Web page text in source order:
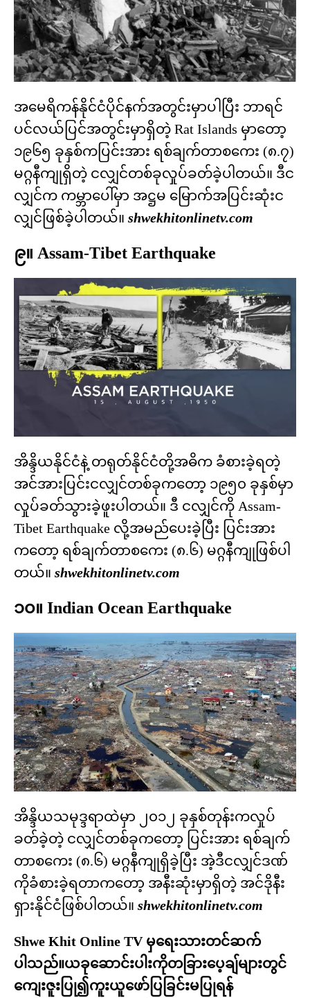
အမေရိကန်နိုင်ငံပိုင်နက်အတွင်းမှာပါပြီး ဘာရင်
ပင်လယ်ပြင်အတွင်းမှာရှိတဲ့ Rat Islands မှာတော့
၁၉၆၅ ခုနှစ်ကပြင်းအား ရစ်ချက်တာစကေး (၈.၇)
မဂ္ဂနီကျုရှိတဲ့ ငလျှင်တစ်ခုလှုပ်ခတ်ခဲ့ပါတယ်။ ဒီင
လျှင်က ကမ္ဘာပေါ်မှာ အဋ္ဌမ မြောက်အပြင်းဆုံးင
လျှင်ဖြစ်ခဲ့ပါတယ်။ shwekhitonlinetv.com
၉။ Assam-Tibet Earthquake
အိန္ဒိယနိုင်ငံနဲ့ တရုတ်နိုင်ငံတို့အဓိက ခံစားခဲ့ရတဲ့
အင်အားပြင်းငလျှင်တစ်ခုကတော့ ၁၉၅၀ ခုနှစ်မှာ
လှုပ်ခတ်သွားခဲ့ဖူးပါတယ်။ ဒီ ငလျှင်ကို Assam-
Tibet Earthquake လို့အမည်ပေးခဲ့ပြီး ပြင်းအား
ကတော့ ရစ်ချက်တာစကေး (၈.၆) မဂ္ဂနီကျုဖြစ်ပါ
တယ်။ shwekhitonlinetv.com
၁၀။ Indian Ocean Earthquake
အိန္ဒိယသမုဒ္ဒရာထဲမှာ ၂၀၁၂ ခုနှစ်တုန်းကလှုပ်
ခတ်ခဲ့တဲ့ ငလျှင်တစ်ခုကတော့ ပြင်းအား ရစ်ချက်
တာစကေး (၈.၆) မဂ္ဂနီကျုရှိခဲ့ပြီး အဲ့ဒီငလျှင်ဒဏ်
ကိုခံစားခဲ့ရတာကတော့ အနီးဆုံးမှာရှိတဲ့ အင်ဒိုနီး
ရှားနိုင်ငံဖြစ်ပါတယ်။ shwekhitonlinetv.com
Shwe Khit Online TV မှရေးသားတင်ဆက်
ပါသည်။ယခုဆောင်းပါးကိုတခြားပေ့ချ်များတွင်
ကျေးဇူးပြု၍ကူးယူဖော်ပြခြင်းမပြုရန်